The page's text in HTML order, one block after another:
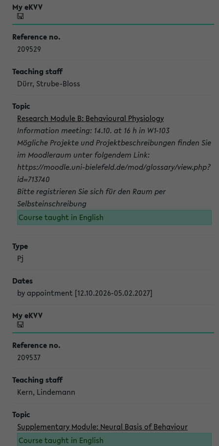
209529
Dürr, Strube-Bloss
Research Module B: Behavioural Physiology
Information meeting: 14.10. at 16 h in W1-103
Mögliche Projekte und Projektbeschreibungen finden Sie
im Moodleraum unter folgendem Link:
https://moodle.uni-bielefeld.de/mod/glossary/view.php?
id=713740
Bitte registrieren Sie sich für den Raum per
Selbsteinschreibung
Course taught in English
Pj
by appointment [12.10.2026-05.02.2027]
209537
Kern, Lindemann
Supplementary Module: Neural Basis of Behaviour
Course taught in English